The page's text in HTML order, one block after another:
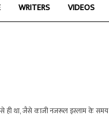
WRITERS VIDEOS
ही था, जैसे काजी नजरूल इस्लाम के समय